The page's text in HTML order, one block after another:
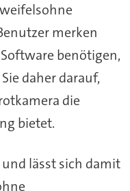
merken
benötigen,
daher darauf,
die
bietet.